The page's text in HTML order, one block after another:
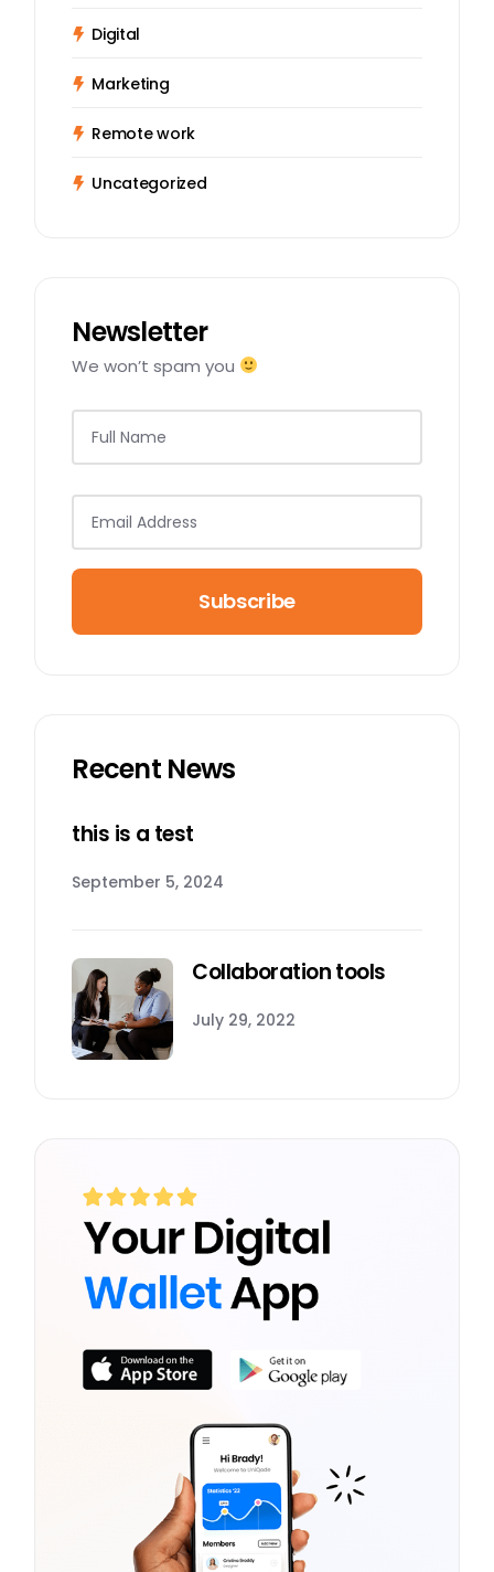
Digital
Marketing
Remote work
Uncategorized
Newsletter
We won’t spam you
Subscribe
Recent News
this is a test
September 5, 2024
Collaboration tools
July 29, 2022